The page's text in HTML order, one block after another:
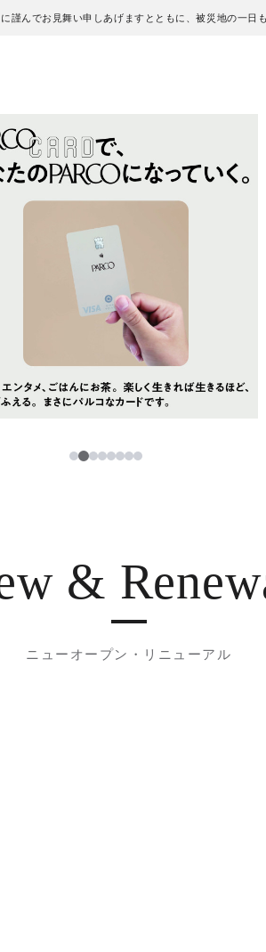
謹んでお見舞い申しあげますとともに、被災地の一日
12345678
&
ニューオープン・リニューアル